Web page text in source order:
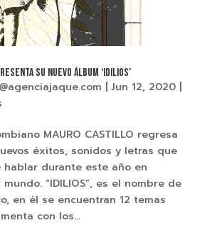
SU NUEVO ÁLBUM ‘IDILIOS’
Jun 12, 2020|
MAURO CASTILLO regresa
éxitos, sonidos y letras que
hablar durante este año en
“IDILIOS”, es el nombre de
en él se encuentran 12 temas
con los...